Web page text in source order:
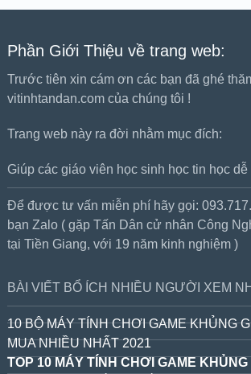
Phần Giới Thiệu về trang web:
Trước tiên xin cám ơn các bạn đã ghé
vitinhtandan.com của chúng tôi !
Trang web này ra đời nhằm mục đích:
Giúp các giáo viên học sinh học tin học
Để được tư vấn miễn phí hãy gọi:
bạn Zalo ( gặp Tấn Dân cử nhân Công
tại Tiền Giang, với 19 năm kinh nghiệm )
BÀI VIẾT BỔ ÍCH NHIỀU NGƯỜI XEM
10 BỘ MÁY TÍNH CHƠI GAME KHỦNG
MUA NHIỀU NHẤT 2021
TOP 10 MÁY TÍNH CHƠI GAME